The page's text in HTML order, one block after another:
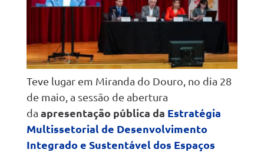
Teve lugar em Miranda do Douro, no dia 28
de maio, a sessão de abertura
da apresentação pública da Estratégia
Multissetorial de Desenvolvimento
Integrado e Sustentável dos Espaços